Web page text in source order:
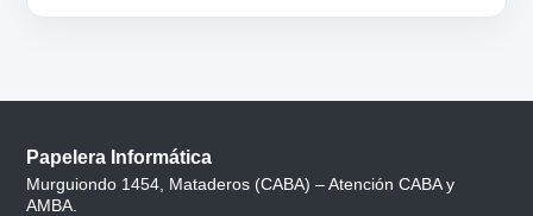
Papelera Informática
Murguiondo 1454, Mataderos (CABA) – Atención CABA y
AMBA.